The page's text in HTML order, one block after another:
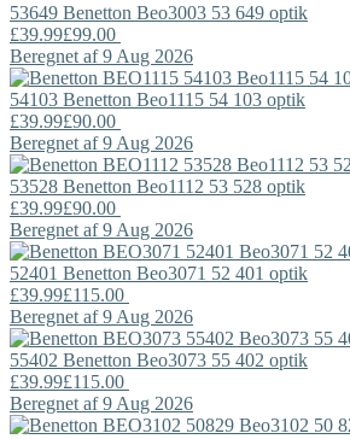
53649 Benetton Beo3003 53 649 optik
£39.99£99.00
Beregnet af 9 Aug 2026
54103 Benetton Beo1115 54 103 optik
£39.99£90.00
Beregnet af 9 Aug 2026
53528 Benetton Beo1112 53 528 optik
£39.99£90.00
Beregnet af 9 Aug 2026
52401 Benetton Beo3071 52 401 optik
£39.99£115.00
Beregnet af 9 Aug 2026
55402 Benetton Beo3073 55 402 optik
£39.99£115.00
Beregnet af 9 Aug 2026